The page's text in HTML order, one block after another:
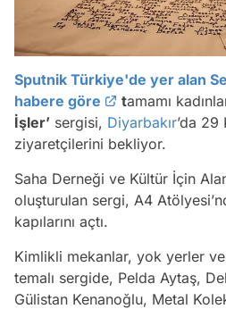
Sputnik Türkiye'de yer alan
habere göre
tamamı
İşler’ sergisi, Diyarbakır’da 29
ziyaretçilerini bekliyor.
Saha Derneği ve Kültür İçin
oluşturulan sergi, A4
kapılarını açtı.
Kimlikli mekanlar, yok yerler
temalı sergide, Pelda Aytaş,
Gülistan Kenanoğlu, Metal